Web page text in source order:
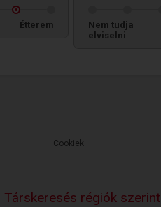
Étterem
Nem tudja
elviselni
Cookiek
Társkeresés régiók szerint